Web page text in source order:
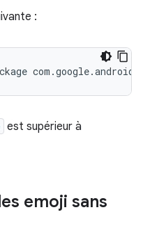
:
est supérieur à
emoji sans